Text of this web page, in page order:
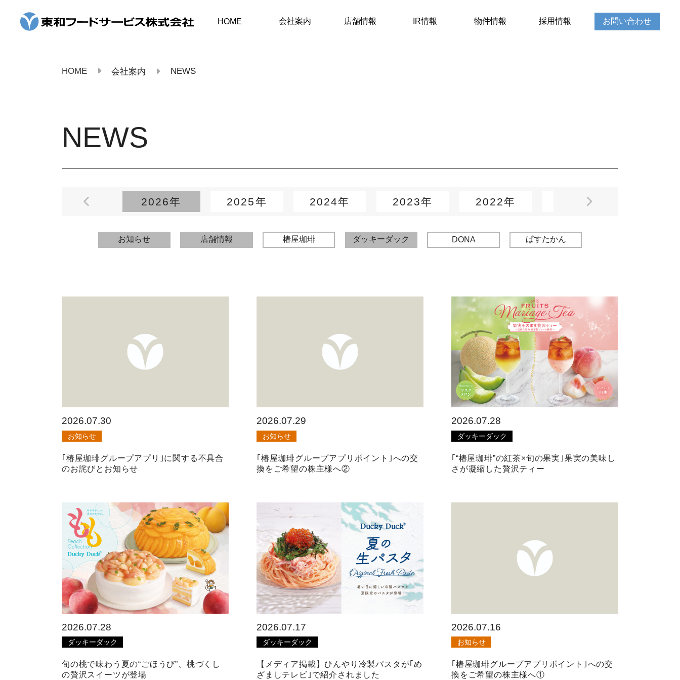
HOME 会社案内 店舗情報 IR情報 物件情報 採用情報 お問い合わせ
HOME 会社案内 NEWS
NEWS
2026年 2025年 2024年 2023年 2022年 2021年
お知らせ 店舗情報 椿屋珈琲 ダッキーダック DONA ぱすたかん
2026.07.30
お知らせ
｢椿屋珈琲グループアプリ｣に関する不具合
のお詫びとお知らせ
2026.07.29
お知らせ
｢椿屋珈琲グループアプリポイント｣への交
換をご希望の株主様へ②
2026.07.28
ダッキーダック
｢“椿屋珈琲”の紅茶×旬の果実｣果実の美味し
さが凝縮した贅沢ティー
2026.07.28
ダッキーダック
旬の桃で味わう夏の“ごほうび”、桃づくし
の贅沢スイーツが登場
2026.07.17
ダッキーダック
【メディア掲載】ひんやり冷製パスタが｢め
ざましテレビ｣で紹介されました
2026.07.16
お知らせ
｢椿屋珈琲グループアプリポイント｣への交
換をご希望の株主様へ①